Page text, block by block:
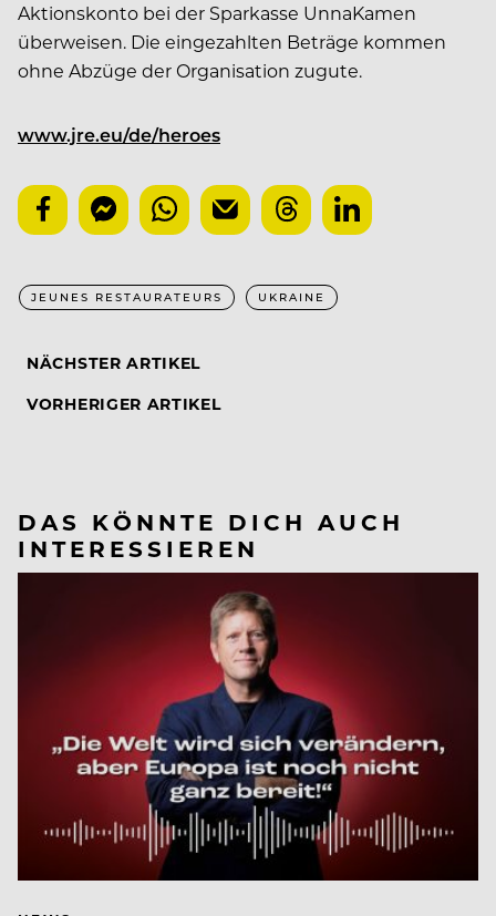
Aktionskonto bei der Sparkasse UnnaKamen
überweisen. Die eingezahlten Beträge kommen
ohne Abzüge der Organisation zugute.
www.jre.eu/de/heroes
JEUNES RESTAURATEURS UKRAINE
NÄCHSTER ARTIKEL
VORHERIGER ARTIKEL
DAS KÖNNTE DICH AUCH
INTERESSIEREN